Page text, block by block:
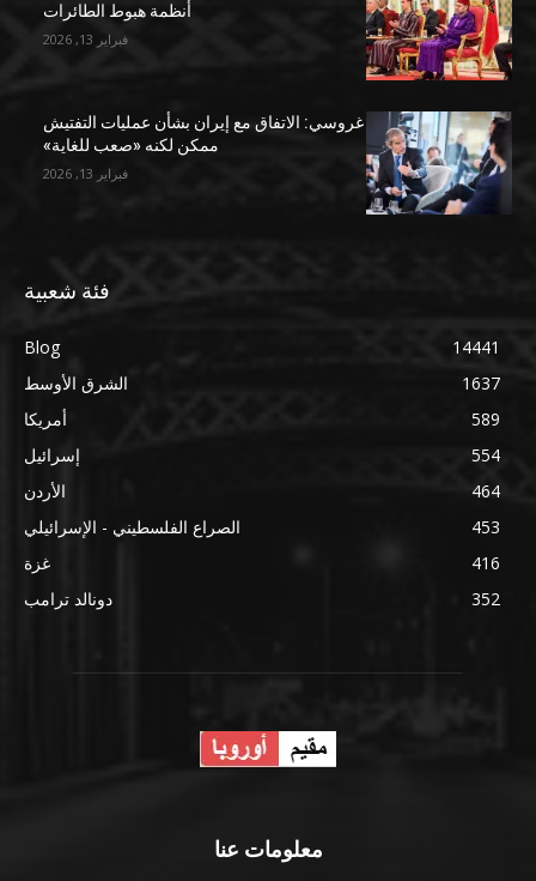
أنظمة هبوط الطائرات
فبراير 13, 2026
غروسي: الاتفاق مع إيران بشأن عمليات التفتيش
ممكن لكنه «صعب للغاية»
فبراير 13, 2026
فئة شعبية
Blog
14441
الشرق الأوسط
1637
أمريكا
589
إسرائيل
554
الأردن
464
الصراع الفلسطيني - الإسرائيلي
453
غزة
416
دونالد ترامب
352
معلومات عنا